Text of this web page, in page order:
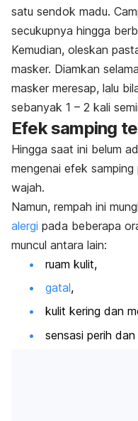
satu sendok madu.
secukupnya hingga
Kemudian, oleskan
masker. Diamkan
masker meresap, lalu
sebanyak 1 – 2 kali
Efek samping
Hingga saat ini belum
mengenai efek
wajah.
Namun, rempah ini
alergi pada beberapa
muncul antara lain:
ruam kulit,
gatal,
kulit kering dan
sensasi perih